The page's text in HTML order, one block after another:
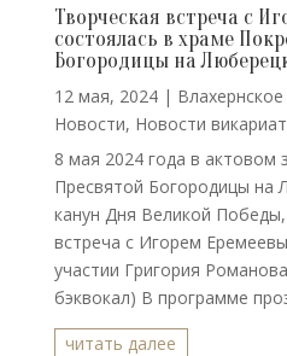
Творческая встреча с
состоялась в храме
Богородицы на
12 мая, 2024|
Новости, Новости
8 мая 2024 года в актовом
Пресвятой Богородицы на
канун Дня Великой
встреча с Игорем
участии Григория
бэквокал) В программе
читать далее